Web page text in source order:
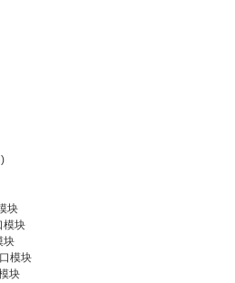
块
模块
块
模块
块